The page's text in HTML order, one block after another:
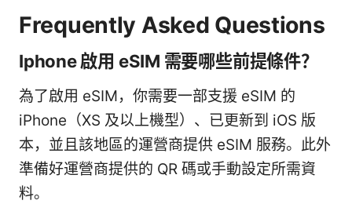
Frequently Asked Questions
Iphone 啟用 eSIM 需要哪些前提條件？
為了啟用 eSIM，你需要一部支援 eSIM 的
iPhone（XS 及以上機型）、已更新到 iOS 版
本，並且該地區的運營商提供 eSIM 服務。此外
準備好運營商提供的 QR 碼或手動設定所需資
料。